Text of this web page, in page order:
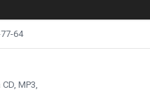
64
MP3,